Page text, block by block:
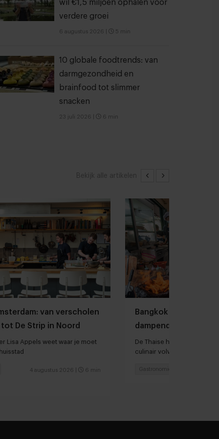
wil €1,5 miljoen ophalen voor
verdere groei
6 augustus 2026 5 min
10 globale foodtrends: van
darmgezondheid en
brainfood tot slimmer
snacken
23 juli 2026 6 min
Bekijk alle artikelen
van verscholen
De Strip in Noord
Lisa Appels weet waar je moet
4 augustus 2026 6 min
Bangkok is
dampende
De Thaise hoofdstad is in
culinair volwassen
Gastronomie